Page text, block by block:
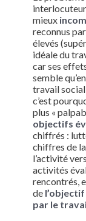
mieux
reconnus
élevés
idéale du
car ses
semble
travail
c’est
plus «
objectifs
chiffrés :
chiffres de
l’activité
activités
rencontrés,
de
par le